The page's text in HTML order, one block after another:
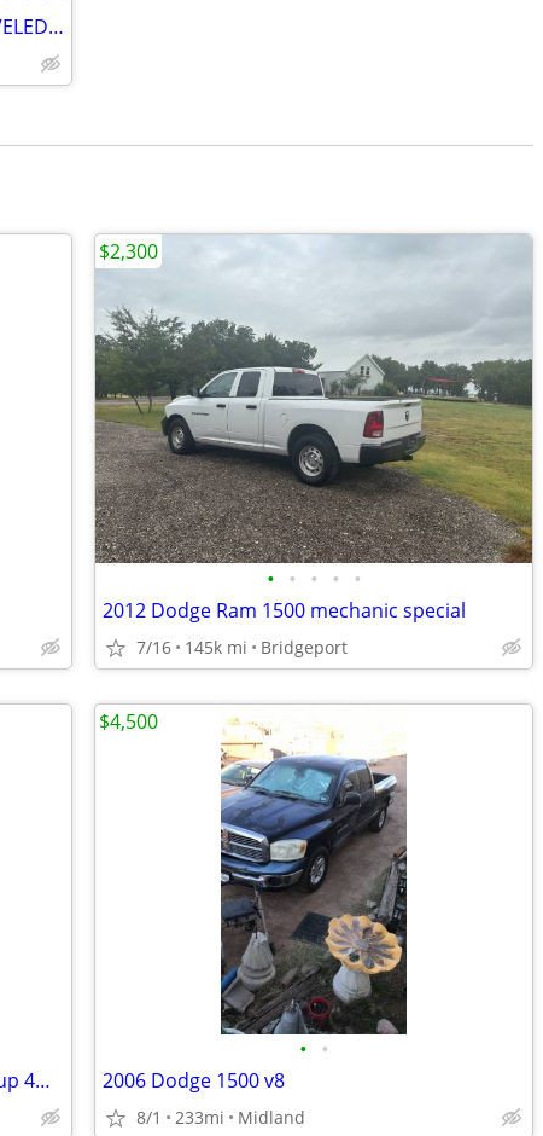
2016 RAM 1500 BIG HORN 4X4 HEMI LEVELED 20" BALLISTIC WHEELS & 35'S!
• • • • •
2012 Dodge Ram 1500 mechanic special
7/16 145k mi Bridgeport
$2,300
2019 Ram 1500 Crew Cab • Limited Pickup 4D 5 1/2 ft
• •
2006 Dodge 1500 v8
8/1 233mi Midland
$4,500